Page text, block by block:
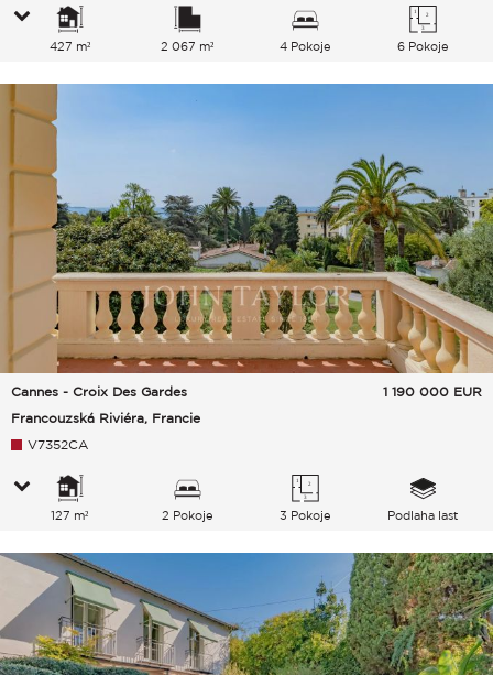
427 m² 2 067 m² 4 Pokoje 6 Pokoje
Cannes - Croix Des Gardes
Francouzská Riviéra, Francie
1 190 000 EUR
V7352CA
127 m² 2 Pokoje 3 Pokoje Podlaha last